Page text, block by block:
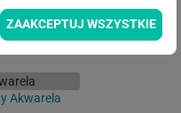
Akwarela
ZAAKCEPTUJ WSZYSTKIE